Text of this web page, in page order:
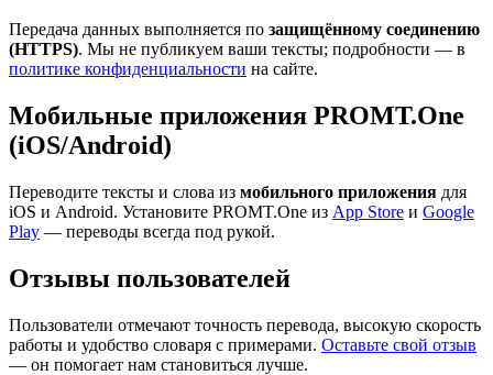
Передача данных выполняется по защищённому соединению
(HTTPS). Мы не публикуем ваши тексты; подробности — в
политике конфиденциальности на сайте.
Мобильные приложения PROMT.One
(iOS/Android)
Переводите тексты и слова из мобильного приложения для
iOS и Android. Установите PROMT.One из App Store и Google
Play — переводы всегда под рукой.
Отзывы пользователей
Пользователи отмечают точность перевода, высокую скорость
работы и удобство словаря с примерами. Оставьте свой отзыв
— он помогает нам становиться лучше.